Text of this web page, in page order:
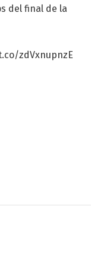
del final de la
zdVxnupnzE